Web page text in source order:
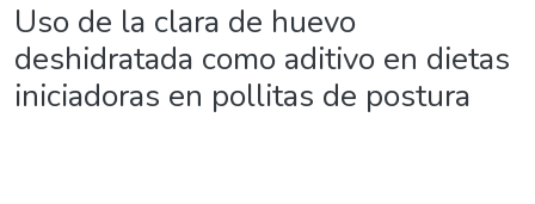
Uso de la clara de huevo
deshidratada como aditivo en dietas
iniciadoras en pollitas de postura